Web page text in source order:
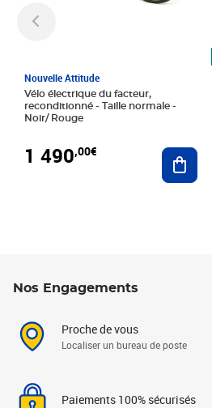
Nouvelle Attitude
Vélo électrique du facteur,
reconditionné - Taille normale -
Noir/ Rouge
1 490,00€
Nos Engagements
Proche de vous
Localiser un bureau de poste
Paiements 100% sécurisés